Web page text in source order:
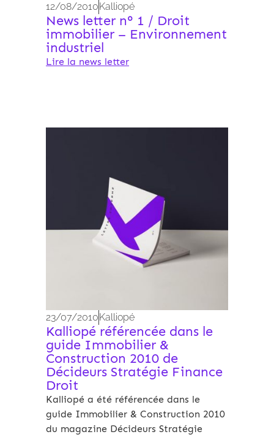
12/08/2010Kalliopé
News letter n° 1 / Droit
immobilier – Environnement
industriel
Lire la news letter
23/07/2010Kalliopé
Kalliopé référencée dans le
guide Immobilier &
Construction 2010 de
Décideurs Stratégie Finance
Droit
Kalliopé a été référencée dans le
guide Immobilier & Construction 2010
du magazine Décideurs Stratégie